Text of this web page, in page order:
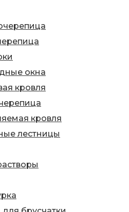
окна
кровля
кровля
лестницы